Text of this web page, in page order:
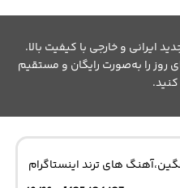
ایرانی و خارجی با کیفیت بالا.
روز را به‌صورت رایگان و مستقیم
،آهنگ های ترند اینستاگرام